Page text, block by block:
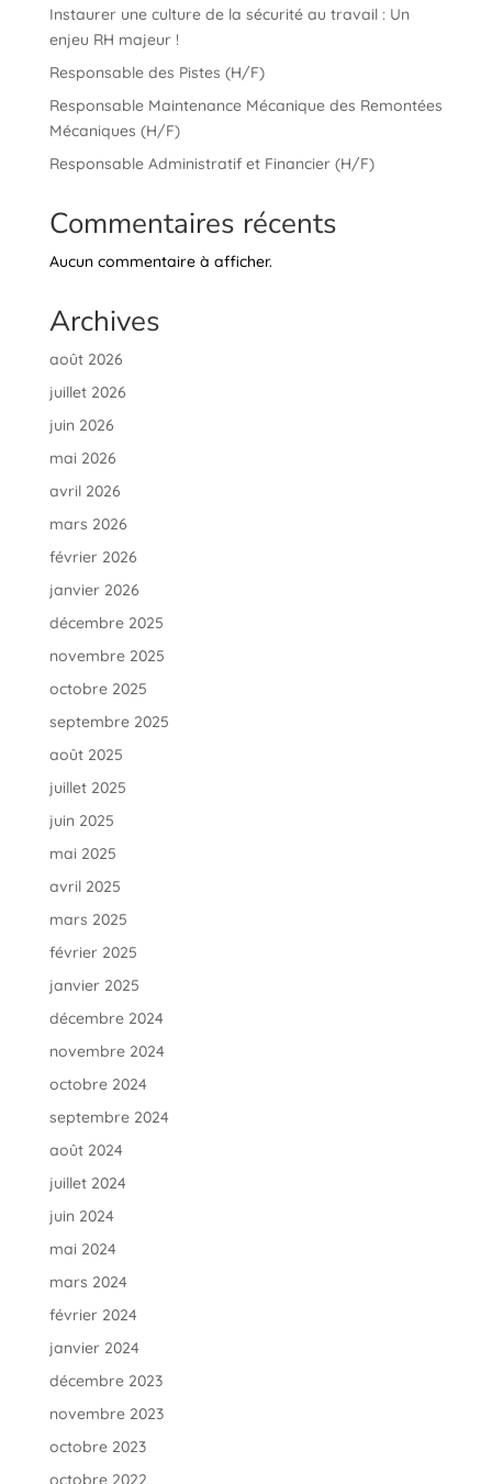
Instaurer une culture de la sécurité au travail : Un
enjeu RH majeur !
Responsable des Pistes (H/F)
Responsable Maintenance Mécanique des Remontées
Mécaniques (H/F)
Responsable Administratif et Financier (H/F)
Commentaires récents
Aucun commentaire à afficher.
Archives
août 2026
juillet 2026
juin 2026
mai 2026
avril 2026
mars 2026
février 2026
janvier 2026
décembre 2025
novembre 2025
octobre 2025
septembre 2025
août 2025
juillet 2025
juin 2025
mai 2025
avril 2025
mars 2025
février 2025
janvier 2025
décembre 2024
novembre 2024
octobre 2024
septembre 2024
août 2024
juillet 2024
juin 2024
mai 2024
mars 2024
février 2024
janvier 2024
décembre 2023
novembre 2023
octobre 2023
octobre 2022